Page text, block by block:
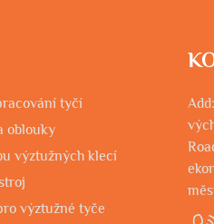
tyčí
oblouky
výztužných klecí
výztužné tyče